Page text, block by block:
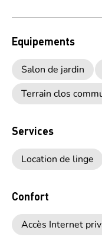
Equipements
Salon de jardin
Terrain clos
Services
Location de linge
Confort
Accès Internet